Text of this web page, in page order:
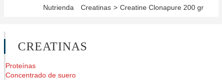
Nutrienda Creatinas > Creatine Clonapure 200 gr
CREATINAS
Proteínas
Concentrado de suero